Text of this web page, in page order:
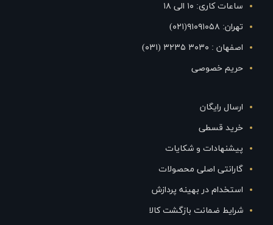
ساعات کاری: ۱۰ الی ۱۸
تهران: ۹۱۰۹۱۰۵۸(۰۲۱)
اصفهان : ۳۰۳۰ ۳۲۳۵ (۰۳۱)
حریم خصوصی
ارسال رایگان
خرید قسطی
پیشنهادات و شکایات
گارانتی اصلی محصولات
استخدام در بهینه پردازش
شرایط ضمانت بازگشت کالا